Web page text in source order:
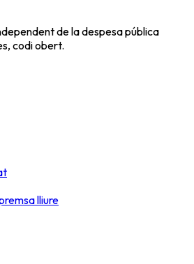
de la despesa pública
codi obert.
lliure